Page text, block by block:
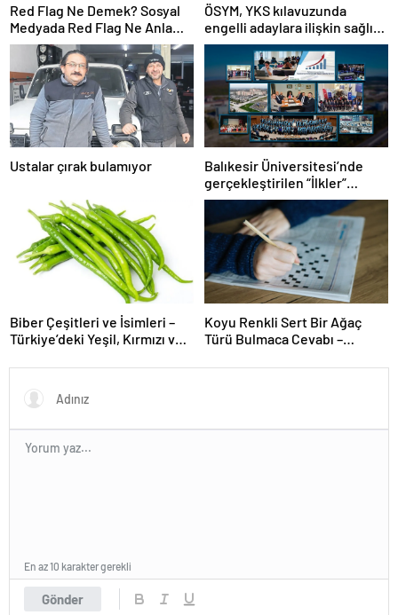
Red Flag Ne Demek? Sosyal
Medyada Red Flag Ne Anlama
Gelir?
ÖSYM, YKS kılavuzunda
engelli adaylara ilişkin sağlık
şartlarını güncelledi
Ustalar çırak bulamıyor
Balıkesir Üniversitesi’nde
gerçekleştirilen “İlkler”
üniversitenin geleceğini
şekillendiriyor
Biber Çeşitleri ve İsimleri –
Türkiye’deki Yeşil, Kırmızı ve
Koyu Renkli Sert Bir Ağaç
Türü Bulmaca Cevabı –
Bir Ağaç Türü
Gönder
En az 10 karakter gerekli